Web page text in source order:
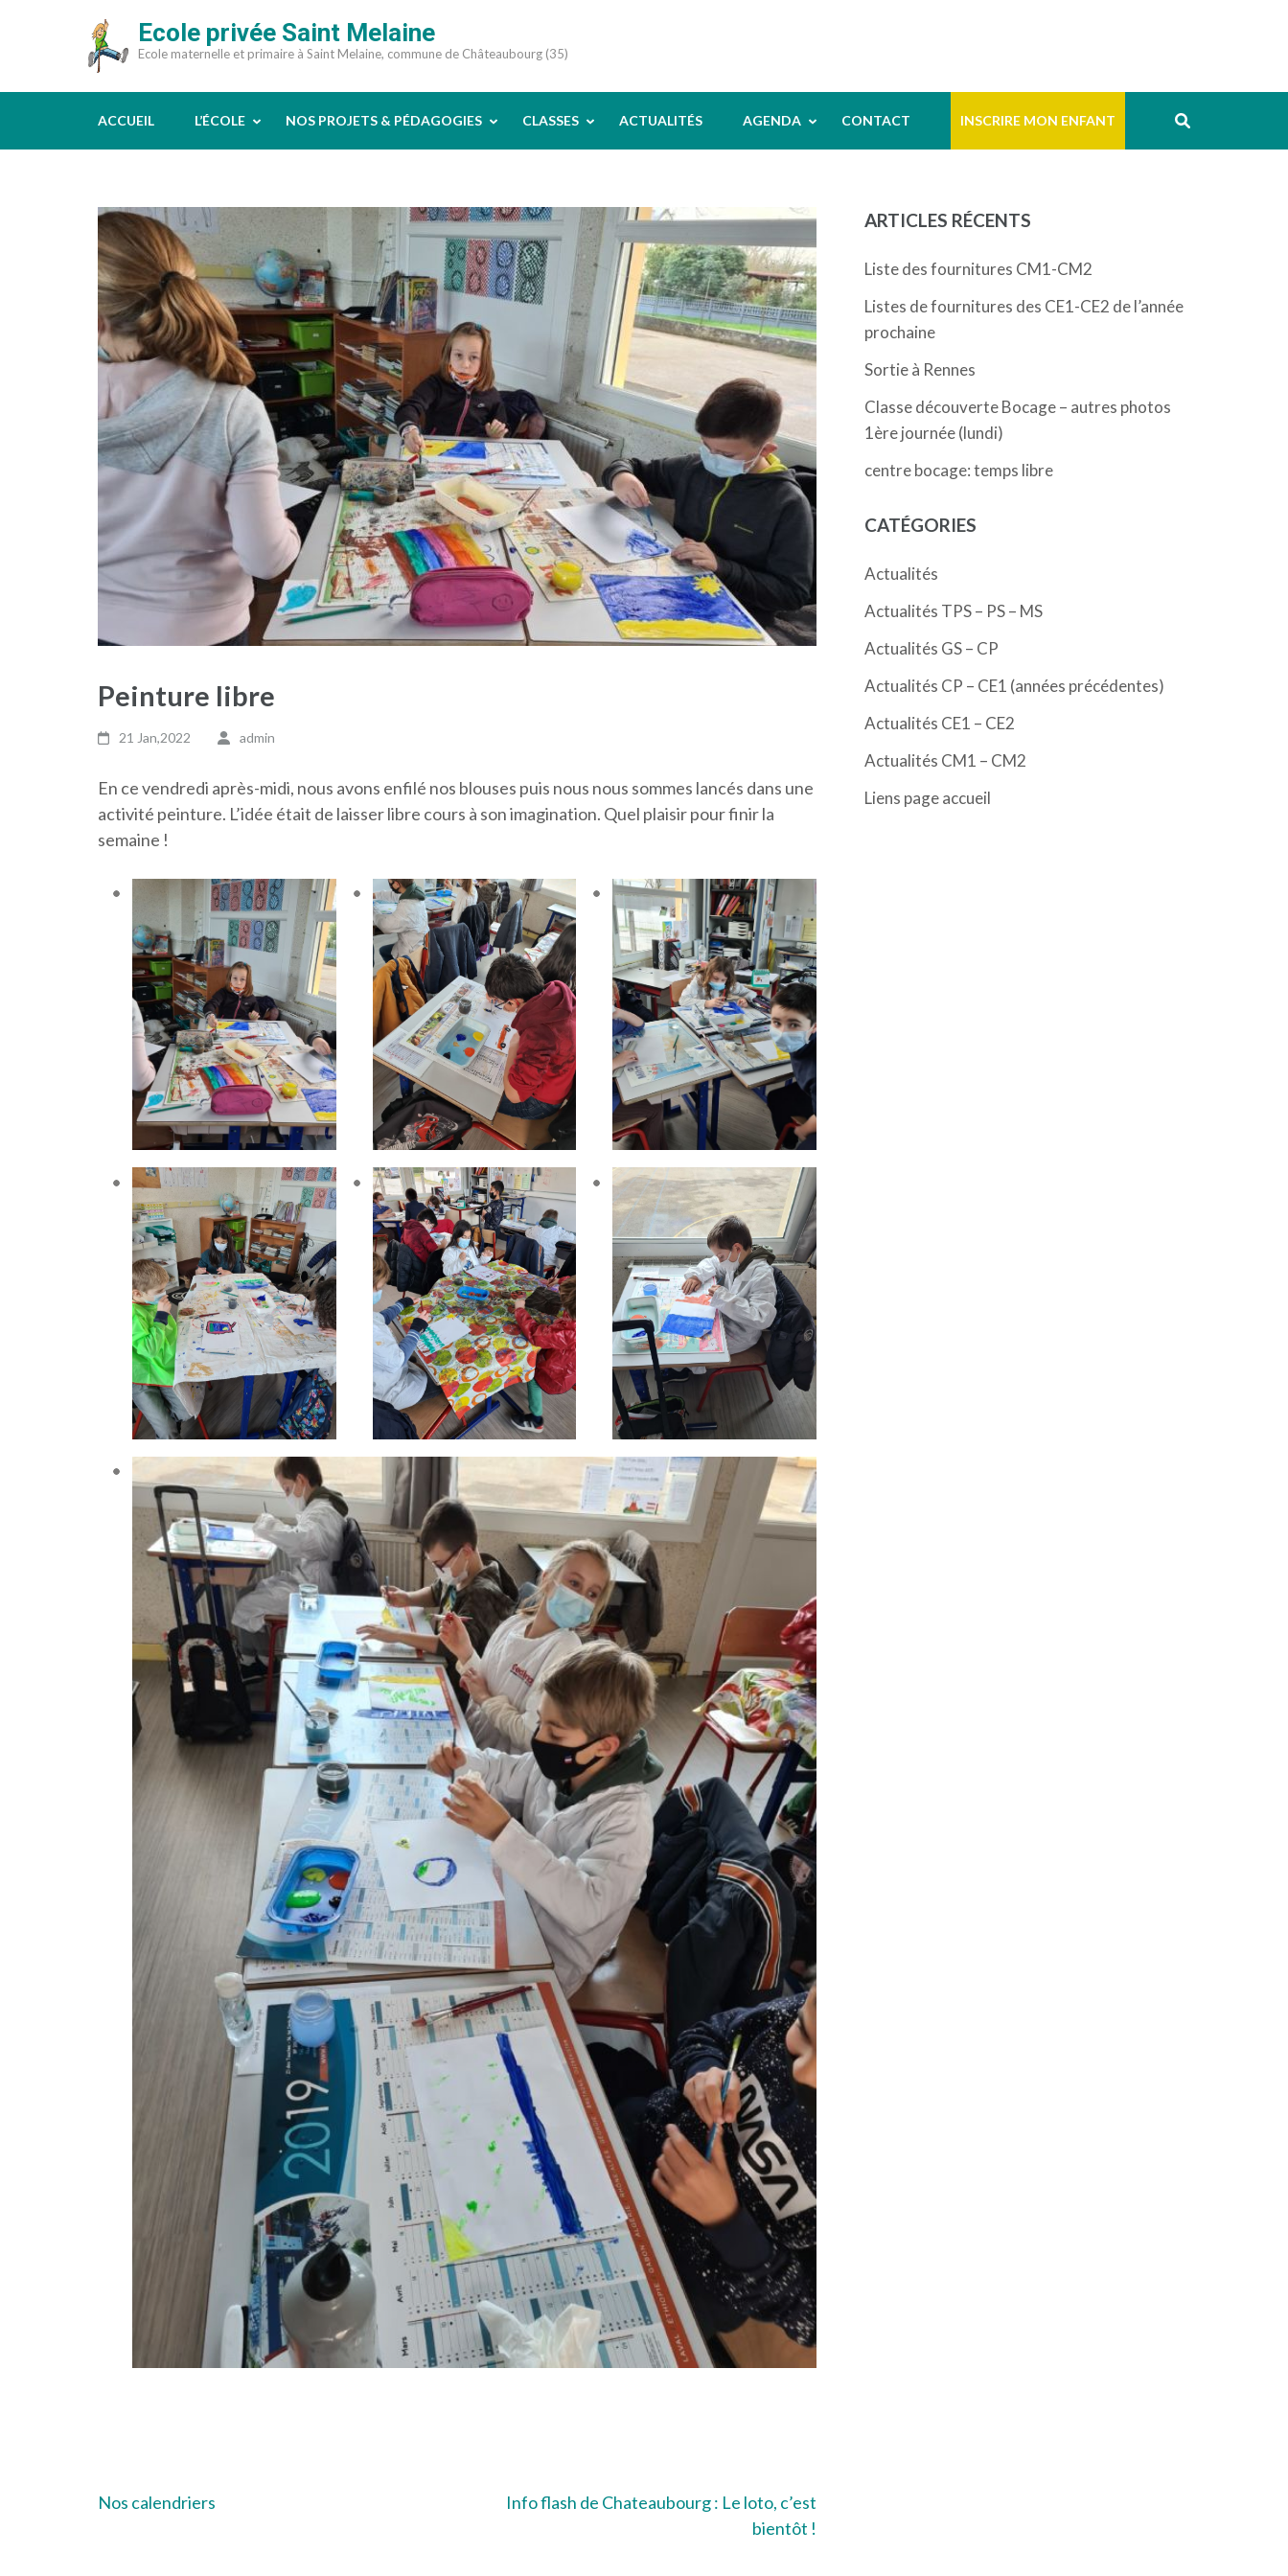
(Pressez
Ecole privée Saint Melaine
Ecole maternelle et primaire à Saint Melaine, commune de Châteaubourg (35)
ACCUEIL L’ÉCOLE NOS PROJETS & PÉDAGOGIES CLASSES ACTUALITÉS AGENDA CONTACT INSCRIRE MON ENFANT
Peinture libre
21 Jan,2022 admin
En ce vendredi après-midi, nous avons enfilé nos blouses puis nous nous sommes lancés dans une
activité peinture. L’idée était de laisser libre cours à son imagination. Quel plaisir pour finir la
semaine !
Navigation
Nos calendriers
Info flash de Chateaubourg : Le loto, c’est
bientôt !
ARTICLES RÉCENTS
Liste des fournitures CM1-CM2
Listes de fournitures des CE1-CE2 de l’année
prochaine
Sortie à Rennes
Classe découverte Bocage – autres photos
1ère journée (lundi)
centre bocage: temps libre
CATÉGORIES
Actualités
Actualités TPS – PS – MS
Actualités GS – CP
Actualités CP – CE1 (années précédentes)
Actualités CE1 – CE2
Actualités CM1 – CM2
Liens page accueil